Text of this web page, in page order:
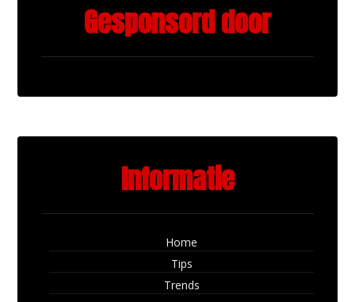
Gesponsord door
Informatie
Home
Tips
Trends